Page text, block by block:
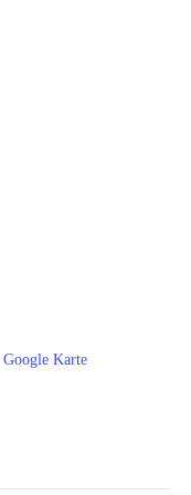
Google Karte